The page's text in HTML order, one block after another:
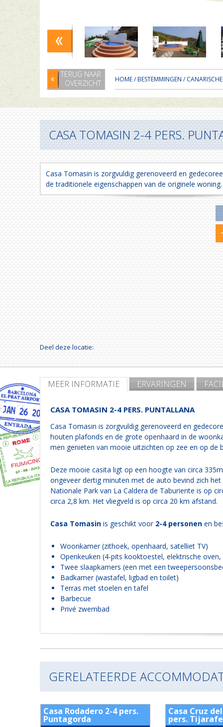
TERUG NAAR
OVERZICHT
HOME/BESTEMMINGEN /
CASA TOMASIN 2-4 PERS.
Casa Tomasin is zorgvuldig gerenoveerd en
de traditionele eigenschappen van de originele
Deel deze locatie:
MEER INFORMATIE ERVARINGEN
CASA TOMASIN 2-4 PERS. PUNTALLANA
Casa Tomasin is zorgvuldig gerenoveerd en
houten plafonds en de grote openhaard in de
men genieten van mooie uitzichten op zee en op de
Deze mooie casita ligt op een hoogte van circa
ongeveer dertig minuten met de auto bevind zich
Nationale Park van La Caldera de Taburiente is op
circa 2,8 km. Het vliegveld is op circa 20 km afstand.
Casa Tomasinis geschikt voor 2-4 personenen
Woonkamer (zithoek, openhaard, satelliet TV)
Openkeuken (4-pits kooktoestel, elektrische
Twee slaapkamers (een met een
Badkamer (wastafel, ligbad en toilet)
Terras met stoelen en tafel
Barbecue
Privé zwembad
GERELATEERDE
Casa Rodadero 2-4 pers.
Puntagorda
Casa Cruz
pers. Tijarafe